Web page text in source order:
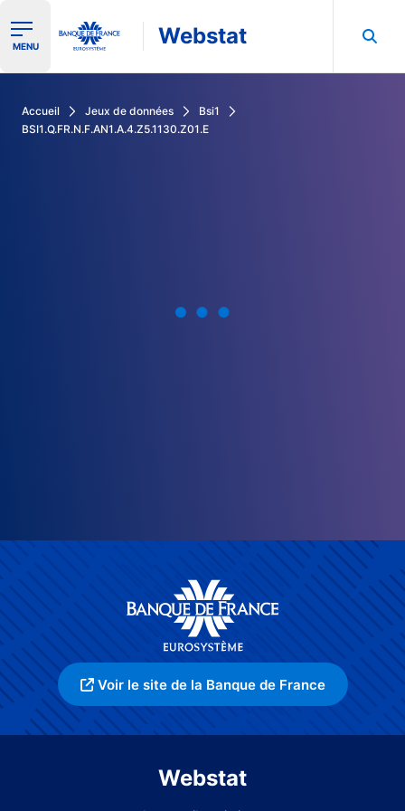
Ouvrir le menu de navigation
MENU Webstat
Accueil Jeux de données
Bsi1
BSI1.Q.FR.N.F.AN1.A.4.Z5.1130.Z01.E
Voir le site de la Banque de France
Webstat